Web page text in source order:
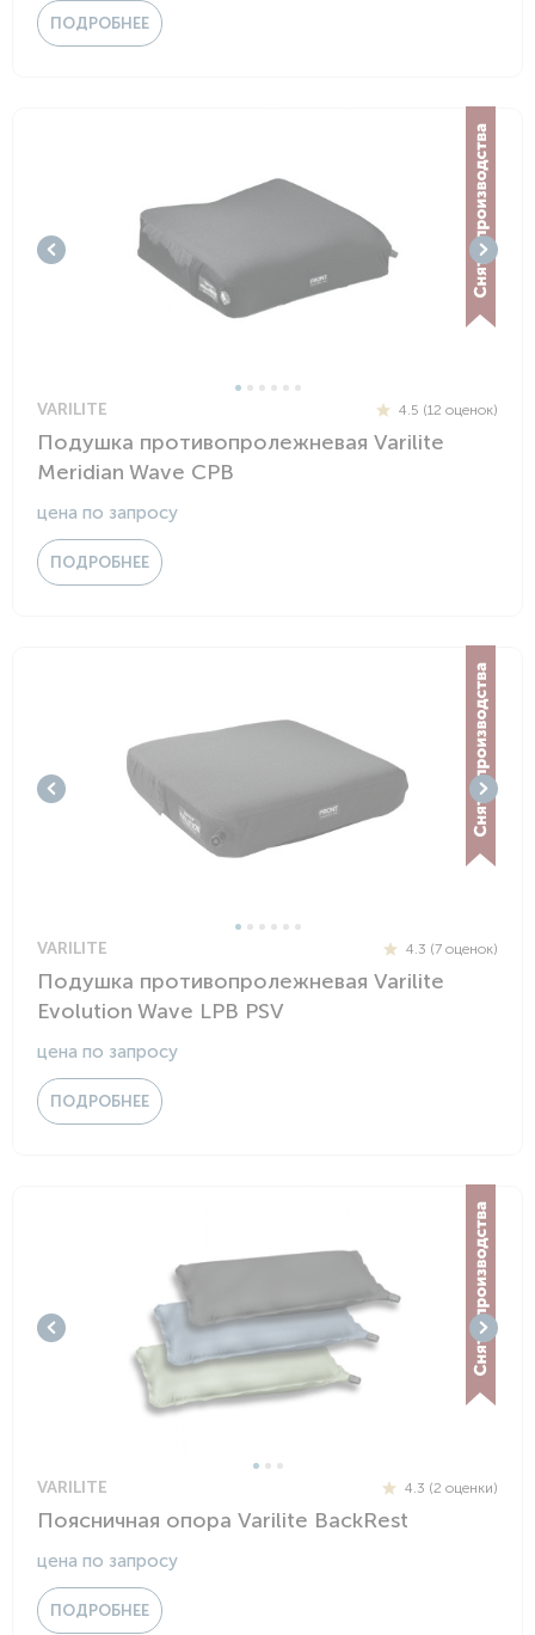
ПОДРОБНЕЕ
VARILITE 4.5 (12 оценок)
Подушка противопролежневая Varilite
Meridian Wave CPB
цена по запросу
ПОДРОБНЕЕ
VARILITE 4.3 (7 оценок)
Подушка противопролежневая Varilite
Evolution Wave LPB PSV
цена по запросу
ПОДРОБНЕЕ
VARILITE 4.3 (2 оценки)
Поясничная опора Varilite BackRest
цена по запросу
ПОДРОБНЕЕ